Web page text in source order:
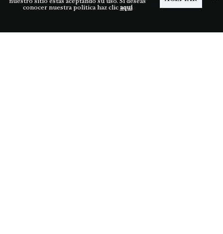
Descubre LDS
conocer nuestra política haz clicaquí